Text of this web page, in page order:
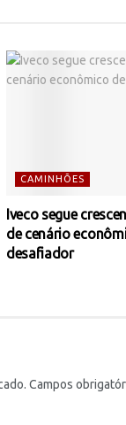
CAMINHÕES
Iveco segue
de cenário
desafiador
Campos